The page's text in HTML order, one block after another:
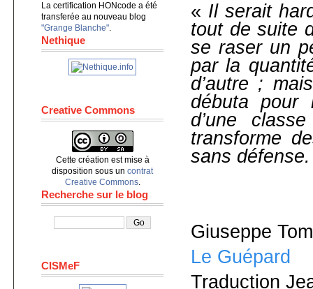
La certification HONcode a été
transferée au nouveau blog
"Grange Blanche".
Nethique
Creative Commons
Cette création est mise à
disposition sous un contrat
Creative Commons.
Recherche sur le blog
CISMeF
« Il serait
tout de suite
se raser un
par la
d’autre ;
débuta pour
d’une
transforme
sans défense.
Giuseppe
Le Guépard
Traduction